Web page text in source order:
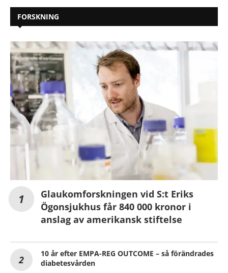
FORSKNING
Glaukomforskningen vid S:t Eriks
Ögonsjukhus får 840 000 kronor i
anslag av amerikansk stiftelse
10 år efter EMPA-REG OUTCOME – så förändrades
diabetesvården